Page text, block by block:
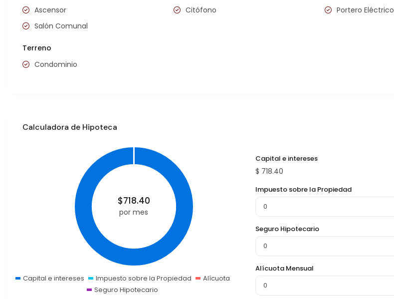
Ascensor
Citófono
Portero Eléctrico
Salón Comunal
Terreno
Condominio
Calculadora de Hipoteca
$718.40
por mes
Capital e intereses Impuesto sobre la Propiedad
Alícuota
Seguro Hipotecario
Capital e intereses
$ 718.40
Impuesto sobre la Propiedad
Seguro Hipotecario
Alícuota Mensual